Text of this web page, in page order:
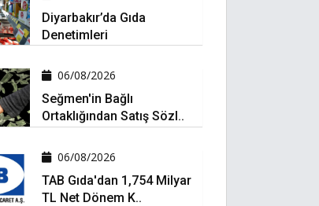
Diyarbakır’da Gıda
Denetimleri
06/08/2026
Seğmen'in Bağlı
Ortaklığından Satış Sözl..
06/08/2026
TAB Gıda'dan 1,754 Milyar
TL Net Dönem K..